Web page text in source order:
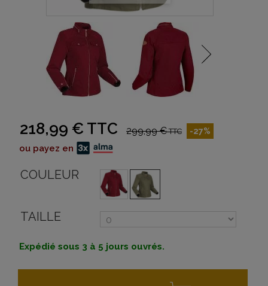
218,99 € TTC 299,99 €TTC -27%
ou payez en
COULEUR
TAILLE
Expédié sous 3 à 5 jours ouvrés.